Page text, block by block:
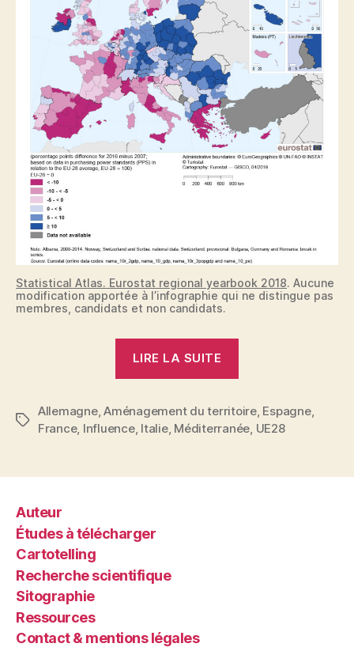
Statistical Atlas. Eurostat regional yearbook 2018. Aucune
modification apportée à l’infographie qui ne distingue pas
membres, candidats et non candidats.
LIRE LA SUITE
statistique
très
Étiquettes
Allemagne,Aménagement du territoire, Espagne,
France, Influence, Italie, Méditerranée UE28
Auteur
Études à télécharger
Cartotelling
Recherche scientifique
Sitographie
Ressources
Contact & mentions légales